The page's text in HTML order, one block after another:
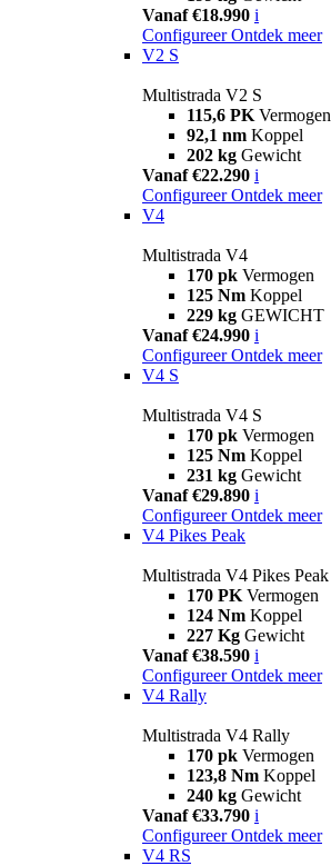
Vanaf €18.990 i
Configureer Ontdek meer
V2 S
Multistrada V2 S
115,6 PK Vermogen
92,1 nm Koppel
202 kg Gewicht
Vanaf €22.290 i
Configureer Ontdek meer
V4
Multistrada V4
170 pk Vermogen
125 Nm Koppel
229 kg GEWICHT
Vanaf €24.990 i
Configureer Ontdek meer
V4 S
Multistrada V4 S
170 pk Vermogen
125 Nm Koppel
231 kg Gewicht
Vanaf €29.890 i
Configureer Ontdek meer
V4 Pikes Peak
Multistrada V4 Pikes Peak
170 PK Vermogen
124 Nm Koppel
227 Kg Gewicht
Vanaf €38.590 i
Configureer Ontdek meer
V4 Rally
Multistrada V4 Rally
170 pk Vermogen
123,8 Nm Koppel
240 kg Gewicht
Vanaf €33.790 i
Configureer Ontdek meer
V4 RS